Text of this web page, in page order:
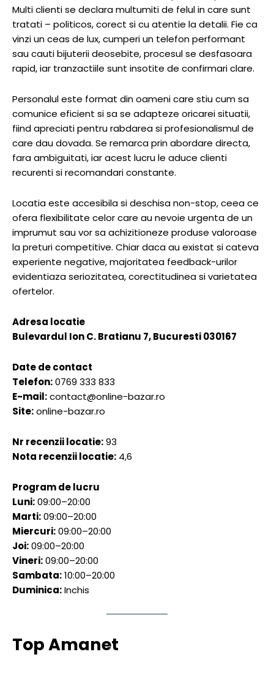
Multi clienti se declara multumiti de felul in care sunt
tratati – politicos, corect si cu atentie la detalii. Fie ca
vinzi un ceas de lux, cumperi un telefon performant
sau cauti bijuterii deosebite, procesul se desfasoara
rapid, iar tranzactiile sunt insotite de confirmari clare.
Personalul este format din oameni care stiu cum sa
comunice eficient si sa se adapteze oricarei situatii,
fiind apreciati pentru rabdarea si profesionalismul de
care dau dovada. Se remarca prin abordare directa,
fara ambiguitati, iar acest lucru le aduce clienti
recurenti si recomandari constante.
Locatia este accesibila si deschisa non-stop, ceea ce
ofera flexibilitate celor care au nevoie urgenta de un
imprumut sau vor sa achizitioneze produse valoroase
la preturi competitive. Chiar daca au existat si cateva
experiente negative, majoritatea feedback-urilor
evidentiaza seriozitatea, corectitudinea si varietatea
ofertelor.
Adresa locatie
Bulevardul Ion C. Bratianu 7, Bucuresti 030167
Date de contact
Telefon:0769 333 833
E-mail:contact@online-bazar.ro
Site:online-bazar.ro
Nr recenzii locatie:93
Nota recenzii locatie: 4,6
Program de lucru
Luni:09:00–20:00
Marti:09:00–20:00
Miercuri:09:00–20:00
Joi:09:00–20:00
Vineri:09:00–20:00
Sambata:10:00–20:00
Duminica:Inchis
Top Amanet